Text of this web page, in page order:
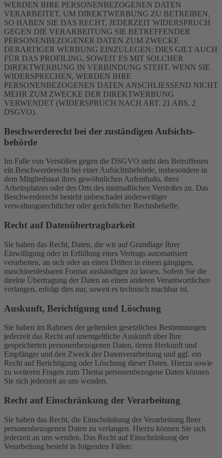
WERDEN IHRE PERSONENBEZOGENEN DATEN
VERARBEITET, UM DIREKTWERBUNG ZU BETREIBEN,
SO HABEN SIE DAS RECHT, JEDERZEIT WIDERSPRUCH
GEGEN DIE VERARBEITUNG SIE BETREFFENDER
PERSONENBEZOGENER DATEN ZUM ZWECKE
DERARTIGER WERBUNG EINZULEGEN; DIES GILT AUCH
FÜR DAS PROFILING, SOWEIT ES MIT SOLCHER
DIREKTWERBUNG IN VERBINDUNG STEHT. WENN SIE
WIDERSPRECHEN, WERDEN IHRE
PERSONENBEZOGENEN DATEN ANSCHLIESSEND NICHT
MEHR ZUM ZWECKE DER DIREKTWERBUNG
VERWENDET (WIDERSPRUCH NACH ART. 21 ABS. 2
DSGVO).
Beschwerde­recht bei der zuständigen Aufsichts­
behörde
Im Falle von Verstößen gegen die DSGVO steht den Betroffenen
ein Beschwerderecht bei einer Aufsichtsbehörde, insbesondere in
dem Mitgliedstaat ihres gewöhnlichen Aufenthalts, ihres
Arbeitsplatzes oder des Orts des mutmaßlichen Verstoßes zu. Das
Beschwerderecht besteht unbeschadet anderweitiger
verwaltungsrechtlicher oder gerichtlicher Rechtsbehelfe.
Recht auf Daten­übertrag­barkeit
Sie haben das Recht, Daten, die wir auf Grundlage Ihrer
Einwilligung oder in Erfüllung eines Vertrags automatisiert
verarbeiten, an sich oder an einen Dritten in einem gängigen,
maschinenlesbaren Format aushändigen zu lassen. Sofern Sie die
direkte Übertragung der Daten an einen anderen Verantwortlichen
verlangen, erfolgt dies nur, soweit es technisch machbar ist.
Auskunft, Berichtigung und Löschung
Sie haben im Rahmen der geltenden gesetzlichen Bestimmungen
jederzeit das Recht auf unentgeltliche Auskunft über Ihre
gespeicherten personenbezogenen Daten, deren Herkunft und
Empfänger und den Zweck der Datenverarbeitung und ggf. ein
Recht auf Berichtigung oder Löschung dieser Daten. Hierzu sowie
zu weiteren Fragen zum Thema personenbezogene Daten können
Sie sich jederzeit an uns wenden.
Recht auf Einschränkung der Verarbeitung
Sie haben das Recht, die Einschränkung der Verarbeitung Ihrer
personenbezogenen Daten zu verlangen. Hierzu können Sie sich
jederzeit an uns wenden. Das Recht auf Einschränkung der
Verarbeitung besteht in folgenden Fällen: